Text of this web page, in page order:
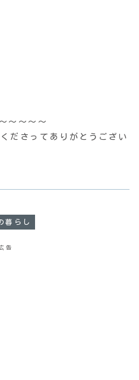
〜〜〜〜
ださってありがとうござい
暮らし
告